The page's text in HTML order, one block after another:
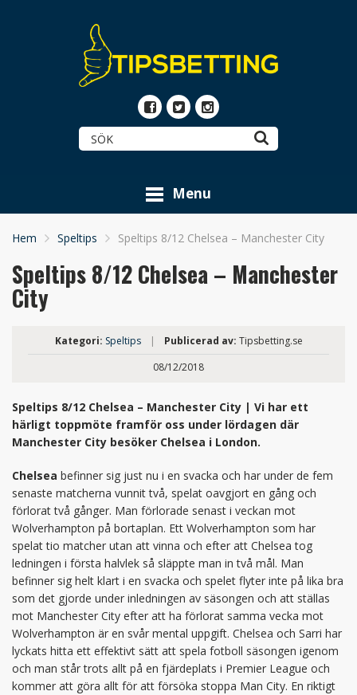
Menu
Hem Speltips Speltips 8/12 Chelsea – Manchester City
Speltips 8/12 Chelsea – Manchester
City
Kategori: Speltips | Publicerad av: Tipsbetting.se
08/12/2018
Speltips 8/12 Chelsea – Manchester City | Vi har ett
härligt toppmöte framför oss under lördagen där
Manchester City besöker Chelsea i London.
Chelsea befinner sig just nu i en svacka och har under de fem
senaste matcherna vunnit två, spelat oavgjort en gång och
förlorat två gånger. Man förlorade senast i veckan mot
Wolverhampton på bortaplan. Ett Wolverhampton som har
spelat tio matcher utan att vinna och efter att Chelsea tog
ledningen i första halvlek så släppte man in två mål. Man
befinner sig helt klart i en svacka och spelet flyter inte på lika bra
som det gjorde under inledningen av säsongen och att ställas
mot Manchester City efter att ha förlorat samma vecka mot
Wolverhampton är en svår mental uppgift. Chelsea och Sarri har
lyckats hitta ett effektivt sätt att spela fotboll säsongen igenom
och man står trots allt på en fjärdeplats i Premier League och
kommer att göra allt för att försöka stoppa Man City. En riktigt